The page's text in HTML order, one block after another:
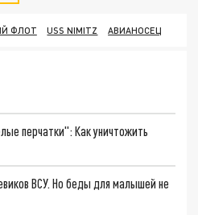
ФЛОТ USS NIMITZ АВИАНОСЕЦ
перчатки": Как уничтожить
ВСУ. Но беды для малышей не